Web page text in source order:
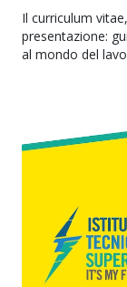
Il curriculum
presentazione:
al mondo del